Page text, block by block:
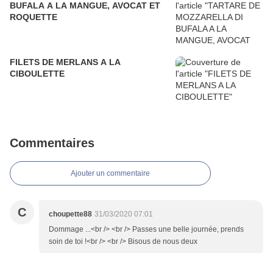
BUFALA A LA MANGUE, AVOCAT ET
ROQUETTE
FILETS DE MERLANS A LA
CIBOULETTE
Commentaires
Ajouter un commentaire
C choupette88 31/03/2020 07:01
Dommage ...<br /> <br /> Passes une belle journée, prends
soin de toi !<br /> <br /> Bisous de nous deux